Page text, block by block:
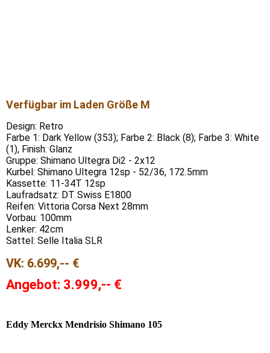
Verfügbar im Laden Größe M
Design: Retro
Farbe 1: Dark Yellow (353); Farbe 2: Black (8); Farbe 3: White
(1), Finish: Glanz
Gruppe: Shimano Ultegra Di2 - 2x12
Kurbel: Shimano Ultegra 12sp - 52/36, 172.5mm
Kassette: 11-34T 12sp
Laufradsatz: DT Swiss E1800
Reifen: Vittoria Corsa Next 28mm
Vorbau: 100mm
Lenker: 42cm
Sattel: Selle Italia SLR
VK: 6.699,-- €
Angebot: 3.999,-- €
Eddy Merckx Mendrisio Shimano 105